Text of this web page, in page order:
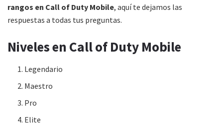
rangos en Call of Duty Mobile, aquí te dejamos las
respuestas a todas tus preguntas.
Niveles en Call of Duty Mobile
Legendario
Maestro
Pro
Elite